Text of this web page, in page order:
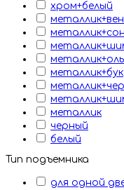
хром+белый
металлик+бук
металлик
черный
белый
Тип подъемника
для одной